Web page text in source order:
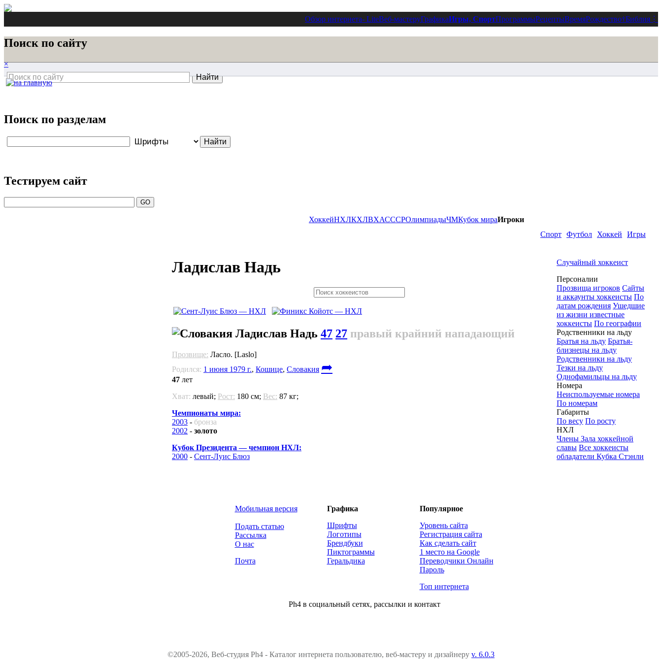
Обзор интернета- LiteВеб-мастеруГрафикаИгры, СпортПрограммыРецептыВремяРождество†Библия ⋮
Поиск по сайту
×
Поиск по разделам
Тестируем сайт
Спорт Футбол Хоккей Игры
ХоккейНХЛКХЛВХАСССРОлимпиадыЧМКубок мираИгроки
Ладислав Надь
Ладислав Надь 47 27 правый крайний нападающий
Прозвище: Ласло. [Laslo]
Родился: 1 июня 1979 г., Кошице, Словакия ➦
47 лет
Хват: левый; Рост: 180 см; Вес: 87 кг;
Чемпионаты мира:
2003 - бронза
2002 - золото
Кубок Президента — чемпион НХЛ:
2000 - Сент-Луис Блюз
Случайный хоккеист
Персоналии
Прозвища игроков Сайты
и аккаунты хоккеисты По
датам рождения Ушедшие
из жизни известные
хоккеисты По географии
Родственники на льду
Братья на льду Братья-
близнецы на льду
Родственники на льду
Тезки на льду
Однофамильцы на льду
Номера
Неиспользуемые номера
По номерам
Габариты
По весу По росту
НХЛ
Члены Зала хоккейной
славы Все хоккеисты
обладатели Кубка Стэнли
Мобильная версия
Подать статью
Рассылка
О нас
Почта
Графика
Шрифты
Логотипы
Брендбуки
Пиктограммы
Геральдика
Популярное
Уровень сайта
Регистрация сайта
Как сделать сайт
1 место на Google
Переводчики Онлайн
Пароль
Топ интернета
Ph4 в социальный сетях, рассылки и контакт
©2005-2026, Веб-студия Ph4 - Каталог интернета пользователю, веб-мастеру и дизайнеру v. 6.0.3